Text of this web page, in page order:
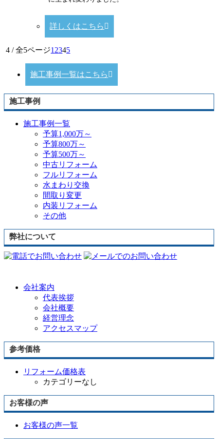
詳しくはこちら
4 / 全5ページ1 2345
施工事例一覧はこちら
施工事例
施工事例一覧
予算1,000万～
予算800万～
予算500万～
中古リフォーム
フルリフォーム
水まわり交換
間取り変更
内装リフォーム
その他
弊社について
会社案内
代表挨拶
会社概要
経営理念
アクセスマップ
参考価格
リフォーム価格表
カテゴリーなし
お客様の声
お客様の声一覧